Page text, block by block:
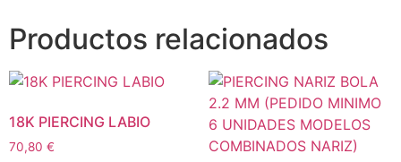
Productos relacionados
18K PIERCING LABIO
70,80 €